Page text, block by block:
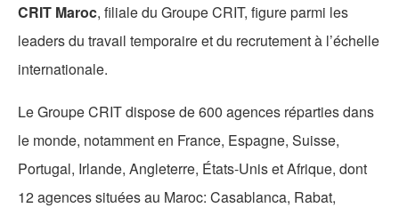
CRIT Maroc, filiale du Groupe CRIT, figure parmi les
leaders du travail temporaire et du recrutement à l’échelle
internationale.
Le Groupe CRIT dispose de 600 agences réparties dans
le monde, notamment en France, Espagne, Suisse,
Portugal, Irlande, Angleterre, États-Unis et Afrique, dont
12 agences situées au Maroc: Casablanca, Rabat,